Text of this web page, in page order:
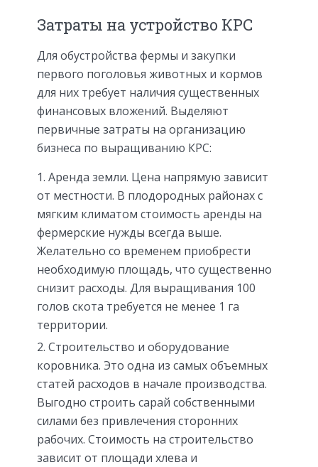
Затраты на устройство КРС
Для обустройства фермы и закупки
первого поголовья животных и кормов
для них требует наличия существенных
финансовых вложений. Выделяют
первичные затраты на организацию
бизнеса по выращиванию КРС:
Аренда земли. Цена напрямую зависит
от местности. В плодородных районах с
мягким климатом стоимость аренды на
фермерские нужды всегда выше.
Желательно со временем приобрести
необходимую площадь, что существенно
снизит расходы. Для выращивания 100
голов скота требуется не менее 1 га
территории.
Строительство и оборудование
коровника. Это одна из самых объемных
статей расходов в начале производства.
Выгодно строить сарай собственными
силами без привлечения сторонних
рабочих. Стоимость на строительство
зависит от площади хлева и